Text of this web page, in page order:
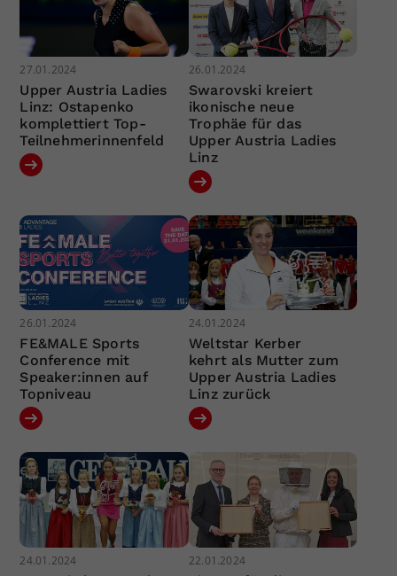
27.01.2024
Upper Austria Ladies
Linz: Ostapenko
komplettiert Top-
Teilnehmerinnenfeld
26.01.2024
Swarovski kreiert
ikonische neue
Trophäe für das
Upper Austria Ladies
Linz
26.01.2024
FE&MALE Sports
Conference mit
Speaker:innen auf
Topniveau
24.01.2024
Weltstar Kerber
kehrt als Mutter zum
Upper Austria Ladies
Linz zurück
24.01.2024 22.01.2024